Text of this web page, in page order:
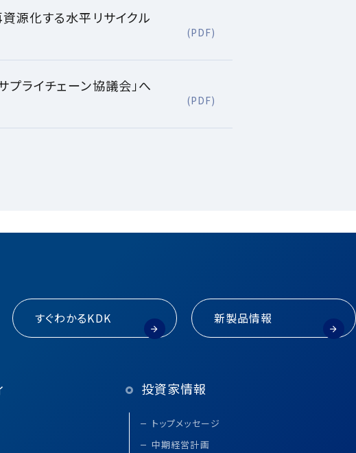
源化する水平リサイクル
(PDF)
ライチェーン協議会」へ
(PDF)
すぐわかるKDK 新製品情報
投資家情報
トップメッセージ
中期経営計画